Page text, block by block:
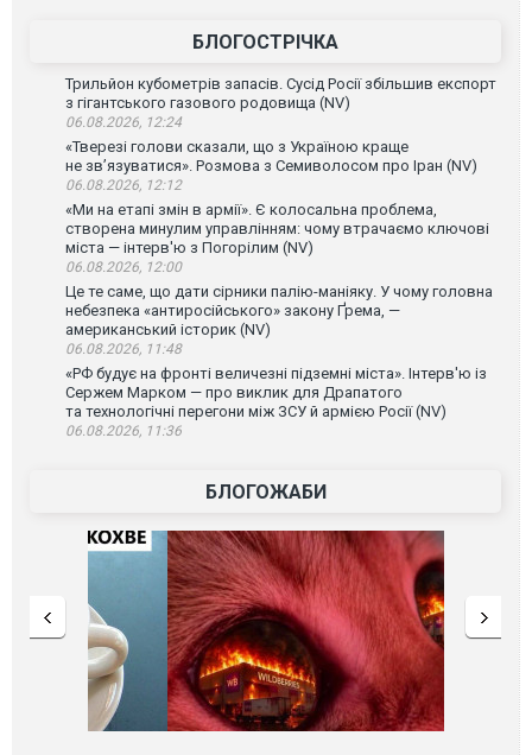
БЛОГОСТРІЧКА
Трильйон кубометрів запасів. Сусід Росії збільшив експорт
з гігантського газового родовища (NV)
06.08.2026, 12:24
«Тверезі голови сказали, що з Україною краще
не зв’язуватися». Розмова з Семиволосом про Іран (NV)
06.08.2026, 12:12
«Ми на етапі змін в армії». Є колосальна проблема,
створена минулим управлінням: чому втрачаємо ключові
міста — інтерв'ю з Погорілим (NV)
06.08.2026, 12:00
Це те саме, що дати сірники палію-маніяку. У чому головна
небезпека «антиросійського» закону Ґрема, —
американський історик (NV)
06.08.2026, 11:48
«РФ будує на фронті величезні підземні міста». Інтерв'ю із
Сержем Марком — про виклик для Драпатого
та технологічні перегони між ЗСУ й армією Росії (NV)
06.08.2026, 11:36
БЛОГОЖАБИ